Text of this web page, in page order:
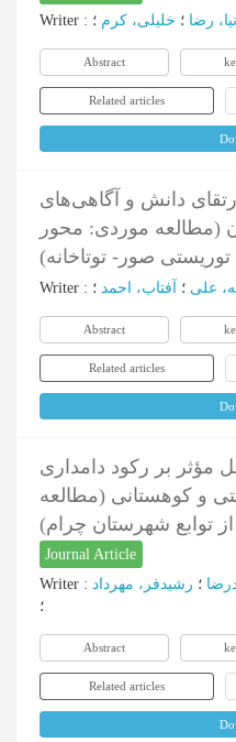
Writer : رضا ؛ خلیلی، کرم ؛
Abstract
Related articles
دانش و آگاهی‌های
(مطالعه موردی: محور
Writer : علی ؛ آفتاب، احمد ؛
Abstract
Related articles
مؤثر بر رکود دامداری
و کوهستانی (مطالعه
توابع شهرستان چرام)
Journal Article
Writer : ؛ رشیدفر، مهرداد
؛
Abstract
Related articles